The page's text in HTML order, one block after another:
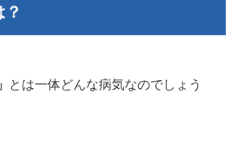
とは一体どんな病気なのでしょう